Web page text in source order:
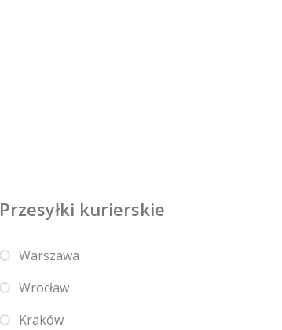
Przesyłki kurierskie
Warszawa
Wrocław
Kraków